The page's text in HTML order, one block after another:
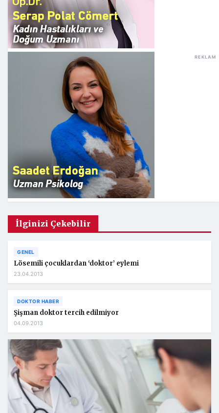
REKLAM
İlginizi Çekebilir
GENEL
Lösemili çocuklardan ‘doktor’ eylemi
23.04.2013
DOKTOR HABER
Şişman doktor tercih edilmiyor
04.09.2013